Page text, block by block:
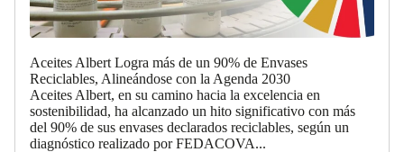
Aceites Albert Logra más de un 90% de Envases
Reciclables, Alineándose con la Agenda 2030
Aceites Albert, en su camino hacia la excelencia en
sostenibilidad, ha alcanzado un hito significativo con más
del 90% de sus envases declarados reciclables, según un
diagnóstico realizado por FEDACOVA...